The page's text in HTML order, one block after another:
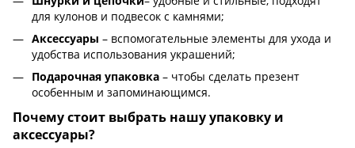
для кулонов и подвесок с камнями;
Аксессуары – вспомогательные элементы для ухода и
удобства использования украшений;
Подарочная упаковка – чтобы сделать презент
особенным и запоминающимся.
Почему стоит выбрать нашу упаковку и
аксессуары?